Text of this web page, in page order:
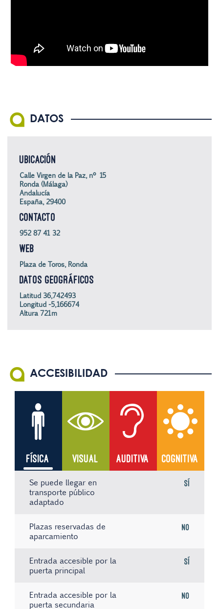
DATOS
UBICACIÓN
Calle Virgen de la Paz, nº 15
Ronda (Málaga)
Andalucía
España, 29400
CONTACTO
952 87 41 32
WEB
Plaza de Toros, Ronda
DATOS GEOGRÁFICOS
Latitud 36,742493
Longitud -5,166674
Altura 721m
ACCESIBILIDAD
FÍSICA VISUAL AUDITIVA COGNITIVA
Se puede llegar en
transporte público
adaptado
Sí
Plazas reservadas de
aparcamiento
No
Entrada accesible por la
puerta principal
Sí
Entrada accesible por la
puerta secundaria
No